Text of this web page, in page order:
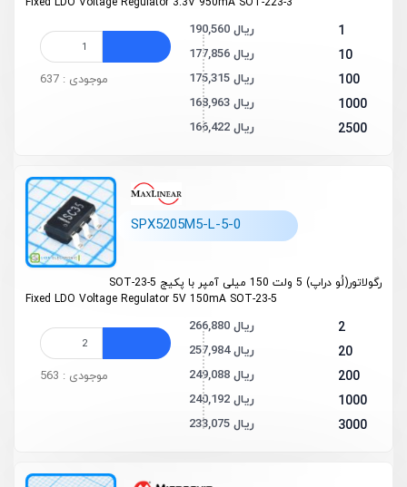
1 190,560 ریال
10 177,856 ریال
100 175,315 ریال
1000 168,963 ریال
2500 166,422 ریال
موجودی : 637
SPX5205M5-L-5-0
رگولاتور(لُو دراپ) 5 ولت 150 میلی آمپر با پکیج SOT-23-5
Fixed LDO Voltage Regulator 5V 150mA SOT-23-5
2 266,880 ریال
20 257,984 ریال
200 249,088 ریال
1000 240,192 ریال
3000 233,075 ریال
موجودی : 563